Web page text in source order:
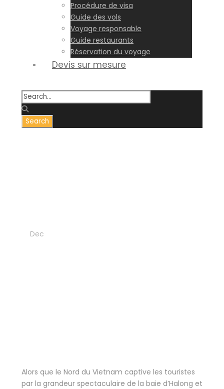
Procédure de visa
Guide des vols
Voyage responsable
Guide restaurants
Réservation du voyage
Devis sur mesure
Dec
Alors que le Nord du Vietnam captive les touristes
par la grandeur spectaculaire de la baie d’Halong et